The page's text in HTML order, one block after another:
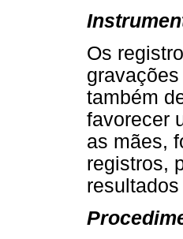
Os
também
favorecer
as mães,
registros,